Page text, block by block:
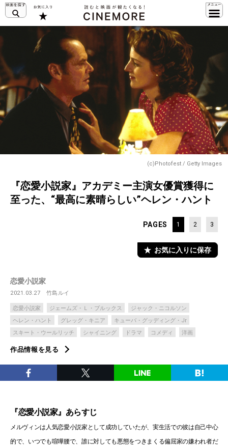
(c)Photofest / Getty Images
『恋愛小説家』アカデミー主演女優賞獲得に
至った、“最高に素晴らしい”ヘレン・ハント
PAGES 1 2 3
お気に入りに保存
恋愛小説家
2021.03.27 竹島ルイ
恋愛小説家 ジェームズ・Ｌ・ブルックス
ジャック・ニコルソン
ヘレン・ハント
グレッグ・キニア
キューバ・グッディング・Jr
スキート・ウールリッチ
シャイニング ドラマ コメディ 洋画
作品情報を見る
『恋愛小説家』あらすじ
メルヴィンは人気恋愛小説家として成功していたが、実生活での彼は自己中心
的で、いつでも喧嘩腰で、誰に対しても悪態をつきまくる偏屈家の嫌われ者だ